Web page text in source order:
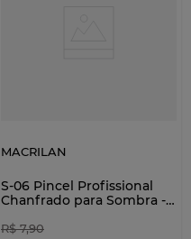
MACRILAN
S-06 Pincel Profissional
Chanfrado para Sombra -
R$ 7,90